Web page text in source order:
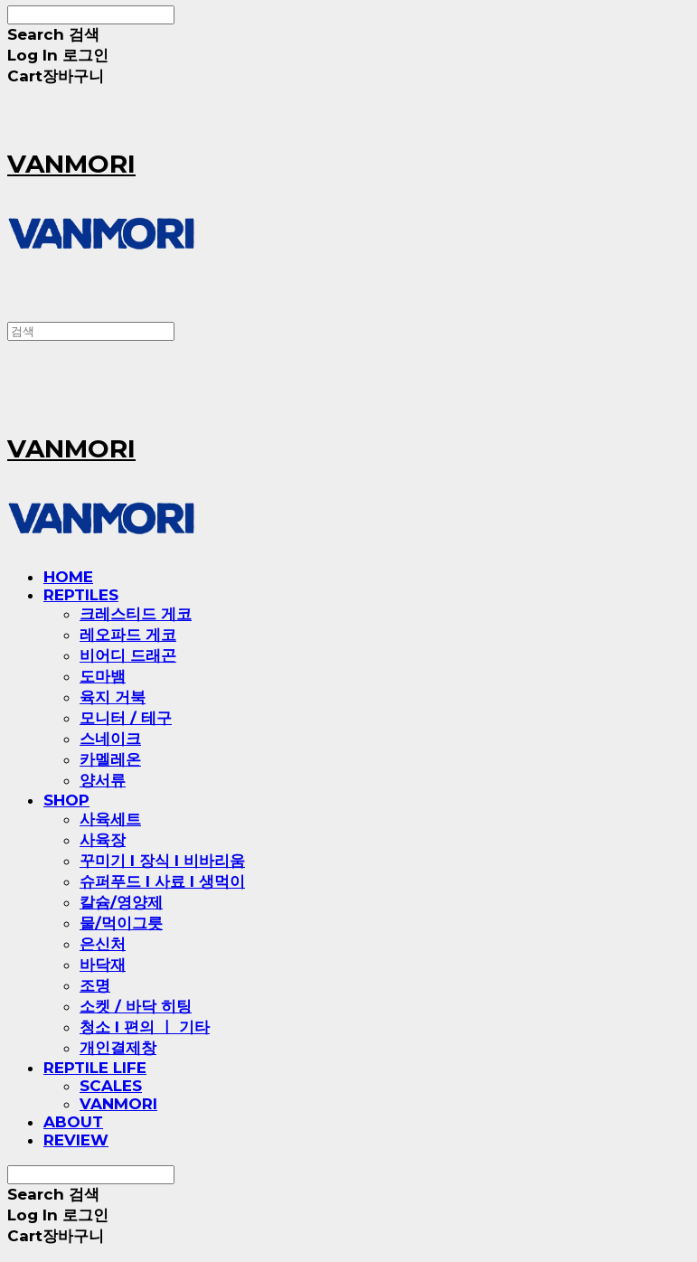
Search 검색
Log In 로그인
Cart장바구니
VANMORI
VANMORI
HOME
REPTILES
크레스티드 게코
레오파드 게코
비어디 드래곤
도마뱀
육지 거북
모니터 / 테구
스네이크
카멜레온
양서류
SHOP
사육세트
사육장
꾸미기 l 장식 l 비바리움
슈퍼푸드 l 사료 l 생먹이
칼슘/영양제
물/먹이그릇
은신처
바닥재
조명
소켓 / 바닥 히팅
청소 l 편의 ㅣ 기타
개인결제창
REPTILE LIFE
SCALES
VANMORI
ABOUT
REVIEW
Search 검색
Log In 로그인
Cart장바구니